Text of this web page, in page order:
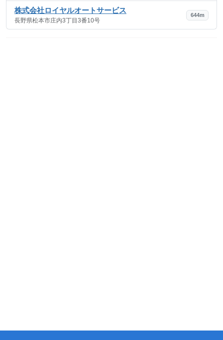
株式会社ロイヤルオートサービス
長野県松本市庄内3丁目3番10号
644m